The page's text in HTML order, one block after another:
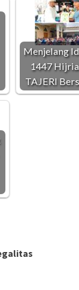
Menjelang
1447
TAJERI